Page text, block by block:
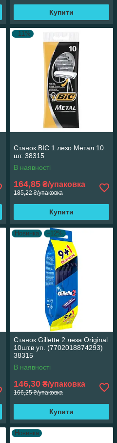
Купити
–11%
Станок ВІС 1 лезо Метал 10
шт. 38315
В наявності
164,85 ₴/упаковка
185,22 ₴/упаковка
Купити
Новинка –12%
Станок Gillette 2 леза Original
10шт.в уп. (7702018874293)
38315
В наявності
146,30 ₴/упаковка
166,25 ₴/упаковка
Купити
Новинка